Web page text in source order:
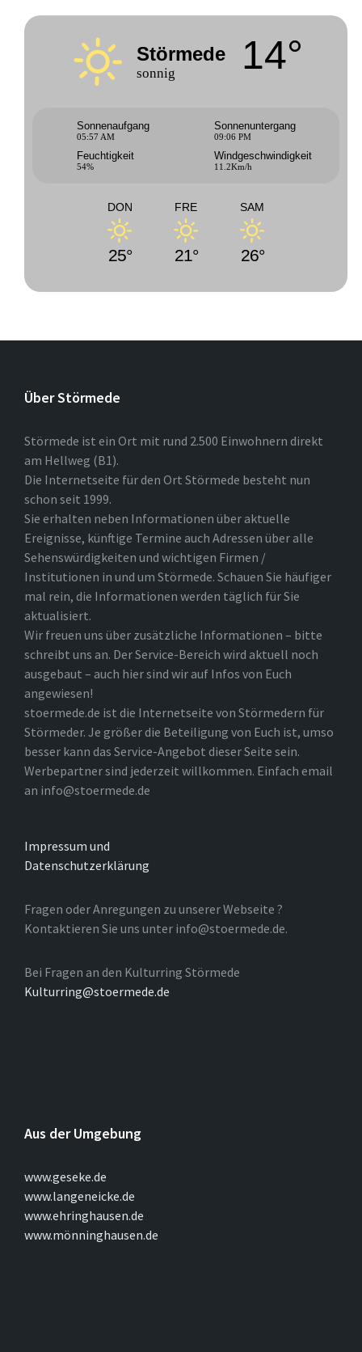
Störmede
sonnig 14°
Sonnenaufgang
05:57 AM
Sonnenuntergang
09:06 PM
Feuchtigkeit
54%
Windgeschwindigkeit
11.2Km/h
DON
25°
FRE
21°
SAM
26°
Über Störmede
Störmede ist ein Ort mit rund 2.500 Einwohnern direkt
am Hellweg (B1).
Die Internetseite für den Ort Störmede besteht nun
schon seit 1999.
Sie erhalten neben Informationen über aktuelle
Ereignisse, künftige Termine auch Adressen über alle
Sehenswürdigkeiten und wichtigen Firmen /
Institutionen in und um Störmede. Schauen Sie häufiger
mal rein, die Informationen werden täglich für Sie
aktualisiert.
Wir freuen uns über zusätzliche Informationen – bitte
schreibt uns an. Der Service-Bereich wird aktuell noch
ausgebaut – auch hier sind wir auf Infos von Euch
angewiesen!
stoermede.de ist die Internetseite von Störmedern für
Störmeder. Je größer die Beteiligung von Euch ist, umso
besser kann das Service-Angebot dieser Seite sein.
Werbepartner sind jederzeit willkommen. Einfach email
an info@stoermede.de
Impressum und
Datenschutzerklärung
Fragen oder Anregungen zu unserer Webseite ?
Kontaktieren Sie uns unter info@stoermede.de.
Bei Fragen an den Kulturring Störmede
Kulturring@stoermede.de
Aus der Umgebung
www.geseke.de
www.langeneicke.de
www.ehringhausen.de
www.mönninghausen.de